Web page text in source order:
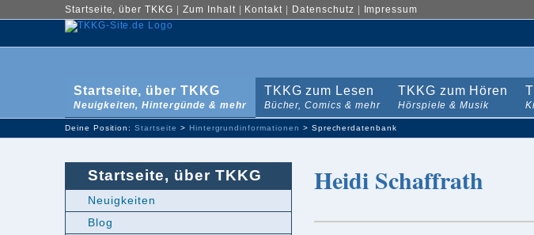
Startseite, über TKKG Zum Inhalt| Kontakt Datenschutz Impressum
Startseite, über TKKG
Neuigkeiten, Hintergünde & mehr
TKKG zum Lesen
Bücher, Comics & mehr
TKKG zum Hören
Hörspiele & Musik
Deine Position:Startseite > Hintergrundinformationen > Sprecherdatenbank
Heidi Schaffrath
Startseite, über TKKG
Neuigkeiten
Blog